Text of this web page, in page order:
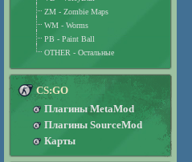
ZM - Zombie Maps
WM - Worms
PB - Paint Ball
OTHER - Остальные
CS:GO
Плагины MetaMod
Плагины SourceMod
Карты